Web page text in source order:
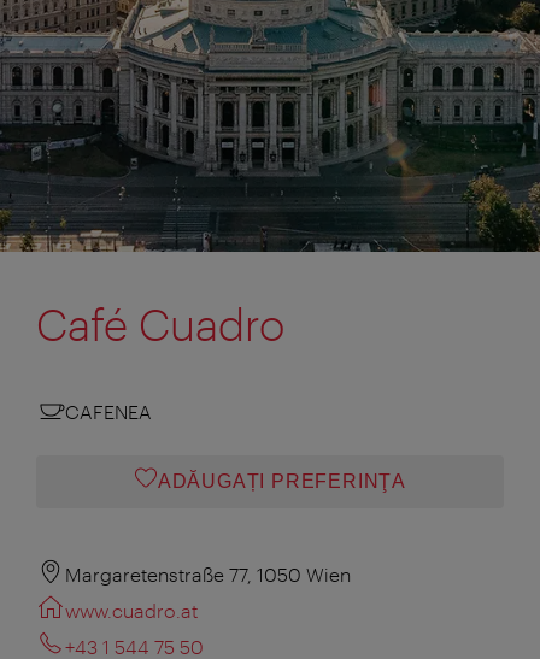
Café Cuadro
CAFENEA
ADĂUGAȚI PREFERINŢA
Margaretenstraße 77, 1050 Wien
www.cuadro.at
+43 1 544 75 50